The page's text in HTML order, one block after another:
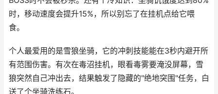
时，移动速度会提升15%，所以别忘了在挂机点给它喂
食。
个人最爱用的是雪狼坐骑，它的冲刺技能能在3秒内避开所
有范围伤害。有次在毒沼挂机，眼看毒雾要淹没屏幕，雪
狼突然自己冲出去，结果触发了隐藏的"绝地突围"任务，白
送了个坐骑洗练石。